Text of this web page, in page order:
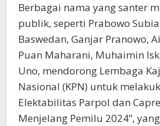
Berbagai nama yang santer
publik, seperti Prabowo
Baswedan, Ganjar Pranowo,
Puan Maharani, Muhaimin
Uno, mendorong Lembaga
Nasional (KPN) untuk
Elektabilitas Parpol dan
Menjelang Pemilu 2024”,